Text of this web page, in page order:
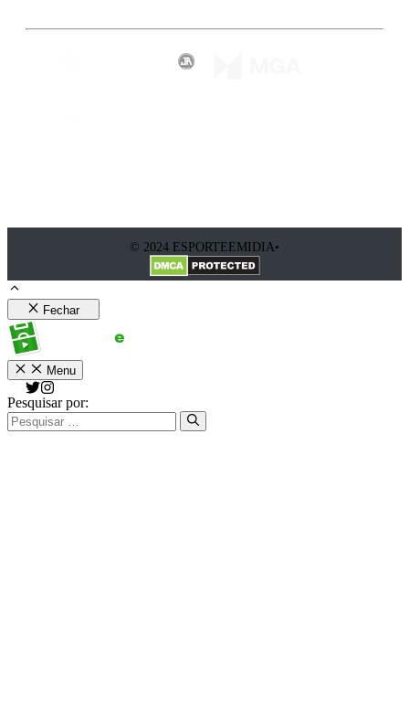
© 2024 ESPORTEEMIDIA•
Fechar
Menu
Pesquisar por: